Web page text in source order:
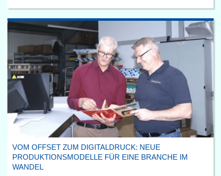
VOM OFFSET ZUM DIGITALDRUCK: NEUE
PRODUKTIONSMODELLE FÜR EINE BRANCHE IM
WANDEL